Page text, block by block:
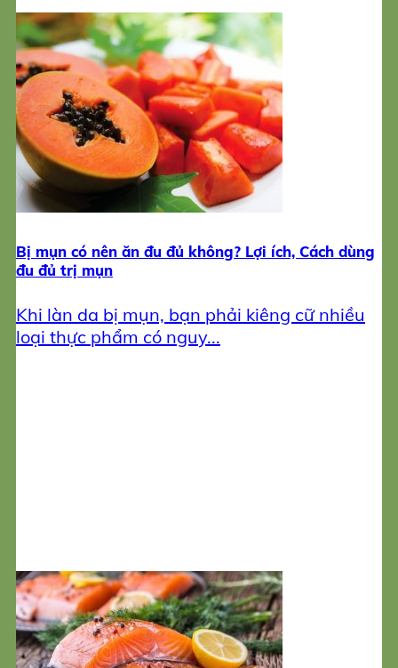
Bị mụn có nên ăn đu đủ không? Lợi ích, Cách dùng
đu đủ trị mụn
Khi làn da bị mụn, bạn phải kiêng cữ nhiều
loại thực phẩm có nguy...